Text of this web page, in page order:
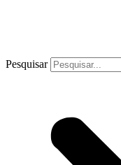
Pesquisar